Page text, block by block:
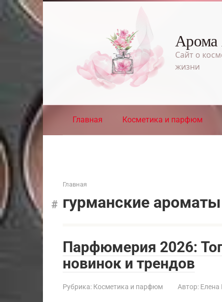
Перейти
к
контенту
Сайт о
жизни
Главная Косметика и парфюм
Главная
гурманские ароматы
Парфюмерия 2026:
новинок и трендов
Рубрика: Косметика и парфюм Автор: Елена